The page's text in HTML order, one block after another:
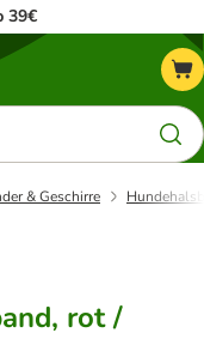
39€
& Geschirre
rot /